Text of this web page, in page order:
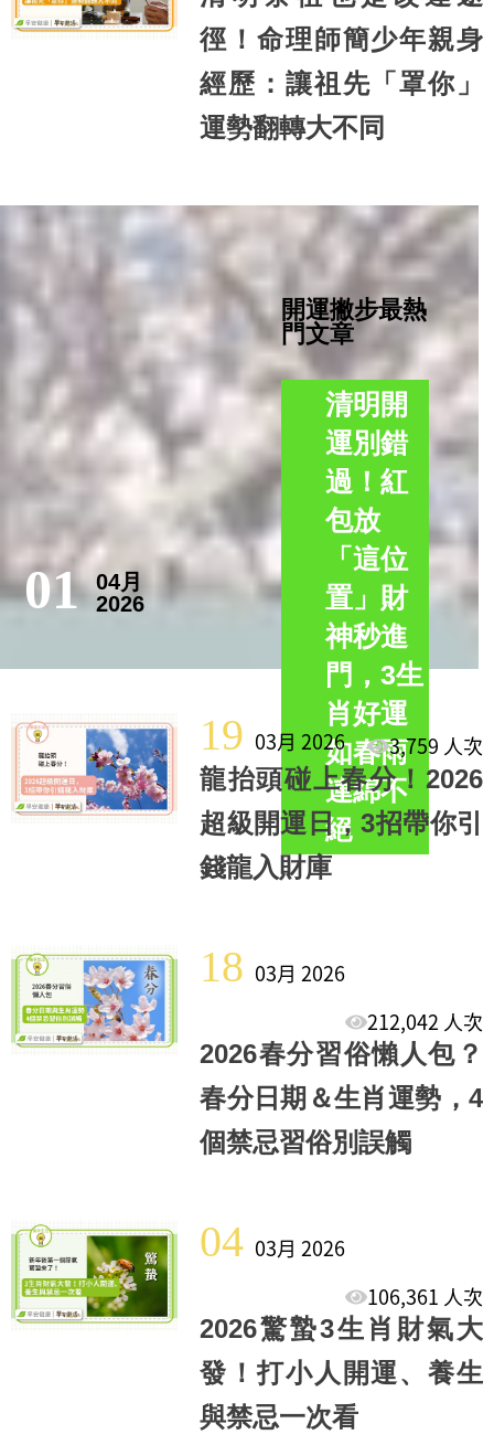
徑！命理師簡少年親身
經歷：讓祖先「罩你」
運勢翻轉大不同
開運撇步最熱
門文章
清明開
運別錯
過！紅
包放
「這位
置」財
神秒進
門，3生
肖好運
如春雨
連綿不
絕
01
04月
2026
19 03月 2026
3,759 人次
龍抬頭碰上春分！2026
超級開運日，3招帶你引
錢龍入財庫
18 03月 2026
212,042 人次
2026春分習俗懶人包？
春分日期＆生肖運勢，4
個禁忌習俗別誤觸
04 03月 2026
106,361 人次
2026驚蟄3生肖財氣大
發！打小人開運、養生
與禁忌一次看